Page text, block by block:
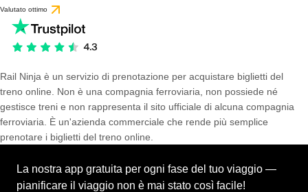
Valutato ottimo
Rail Ninja è un servizio di prenotazione per acquistare biglietti del
treno online. Non è una compagnia ferroviaria, non possiede né
gestisce treni e non rappresenta il sito ufficiale di alcuna compagnia
ferroviaria. È un'azienda commerciale che rende più semplice
prenotare i biglietti del treno online.
La nostra app gratuita per ogni fase del tuo viaggio —
pianificare il viaggio non è mai stato così facile!